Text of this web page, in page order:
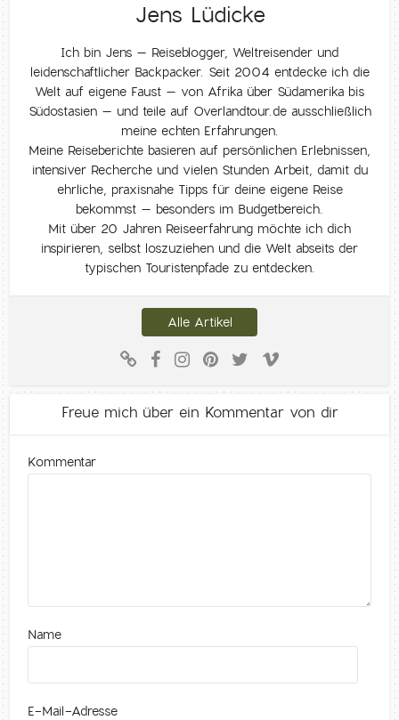
Jens Lüdicke
Ich bin Jens – Reiseblogger, Weltreisender und
leidenschaftlicher Backpacker. Seit 2004 entdecke ich die
Welt auf eigene Faust – von Afrika über Südamerika bis
Südostasien – und teile auf Overlandtour.de ausschließlich
meine echten Erfahrungen.
Meine Reiseberichte basieren auf persönlichen Erlebnissen,
intensiver Recherche und vielen Stunden Arbeit, damit du
ehrliche, praxisnahe Tipps für deine eigene Reise
bekommst – besonders im Budgetbereich.
Mit über 20 Jahren Reiseerfahrung möchte ich dich
inspirieren, selbst loszuziehen und die Welt abseits der
typischen Touristenpfade zu entdecken.
Alle Artikel
Freue mich über ein Kommentar von dir
Kommentar
Name
E-Mail-Adresse